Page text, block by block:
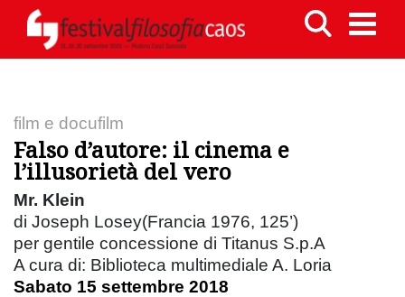
film e docufilm
Falso d’autore: il cinema e
l’illusorietà del vero
Mr. Klein
di Joseph Losey(Francia 1976, 125’)
per gentile concessione di Titanus S.p.A
A cura di: Biblioteca multimediale A. Loria
Sabato 15 settembre 2018